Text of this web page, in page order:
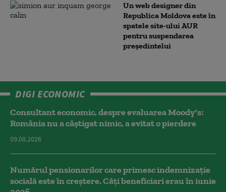
Un web designer din
Republica Moldova este în
spatele site-ului AUR
pentru suspendarea
președintelui
DIGI ECONOMIC
Consultant economic, despre evaluarea Moody's:
România nu a câştigat nimic, a evitat o pierdere
09.08.2026
Numărul pensionarilor care primesc indemnizaţie
socială este în creștere. Câți beneficiari erau în iunie